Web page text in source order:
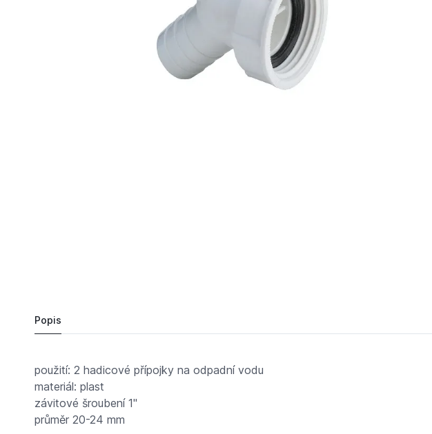
Popis
použití: 2 hadicové přípojky na odpadní vodu
materiál: plast
závitové šroubení 1"
průměr 20-24 mm